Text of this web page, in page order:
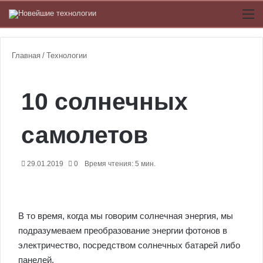
Главная / Технологии
10 солнечных
самолетов
29.01.2019 0 Время чтения: 5 мин.
В то время, когда мы говорим солнечная энергия, мы
подразумеваем преобразование энергии фотонов в
электричество, посредством солнечных батарей либо
панелей.